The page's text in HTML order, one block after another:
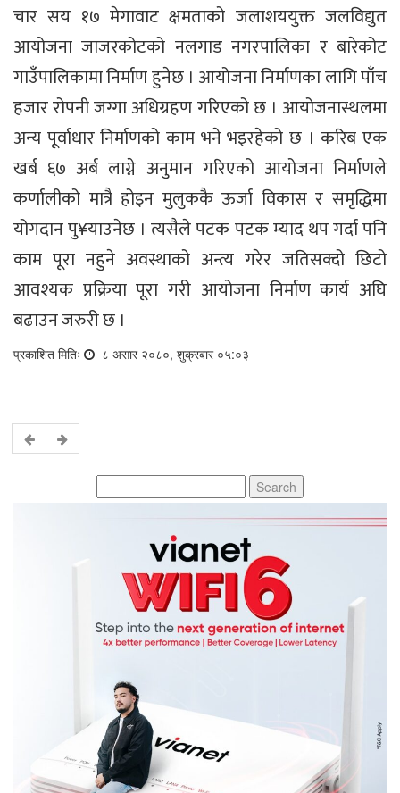
चार सय १७ मेगावाट क्षमताको जलाशययुक्त जलविद्युत
आयोजना जाजरकोटको नलगाड नगरपालिका र बारेकोट
गाउँपालिकामा निर्माण हुनेछ । आयोजना निर्माणका लागि पाँच
हजार रोपनी जग्गा अधिग्रहण गरिएको छ । आयोजनास्थलमा
अन्य पूर्वाधार निर्माणको काम भने भइरहेको छ । करिब एक
खर्ब ६७ अर्ब लाग्ने अनुमान गरिएको आयोजना निर्माणले
कर्णालीको मात्रै होइन मुलुककै ऊर्जा विकास र समृद्धिमा
योगदान पु¥याउनेछ । त्यसैले पटक पटक म्याद थप गर्दा पनि
काम पूरा नहुने अवस्थाको अन्त्य गरेर जतिसक्दो छिटो
आवश्यक प्रक्रिया पूरा गरी आयोजना निर्माण कार्य अघि
बढाउन जरुरी छ ।
प्रकाशित मितिः ८ असार २०८०, शुक्रबार ०५:०३
for: